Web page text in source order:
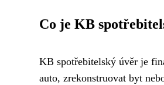
Co je KB
KB spotřebitelský úvěr je
auto, zrekonstruovat byt